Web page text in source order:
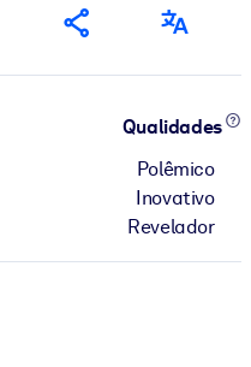
Qualidades
Polêmico
Inovativo
Revelador